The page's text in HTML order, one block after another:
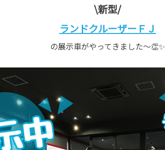
\新型/
ランドクルーザーＦＪ
の展示車がやってきました～👏✨